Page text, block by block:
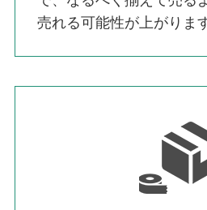
売れる可能性が上がります